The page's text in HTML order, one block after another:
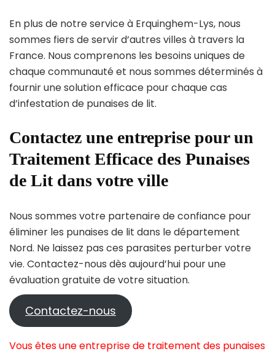
En plus de notre service à Erquinghem-Lys, nous
sommes fiers de servir d’autres villes à travers la
France. Nous comprenons les besoins uniques de
chaque communauté et nous sommes déterminés à
fournir une solution efficace pour chaque cas
d’infestation de punaises de lit.
Contactez une entreprise pour un
Traitement Efficace des Punaises
de Lit dans votre ville
Nous sommes votre partenaire de confiance pour
éliminer les punaises de lit dans le département
Nord. Ne laissez pas ces parasites perturber votre
vie. Contactez-nous dès aujourd’hui pour une
évaluation gratuite de votre situation.
Contactez-nous
Vous êtes une entreprise de traitement des punaises